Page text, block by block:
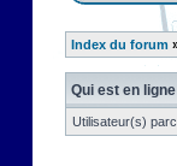
Index du forum
Qui est en
Utilisateur(s)